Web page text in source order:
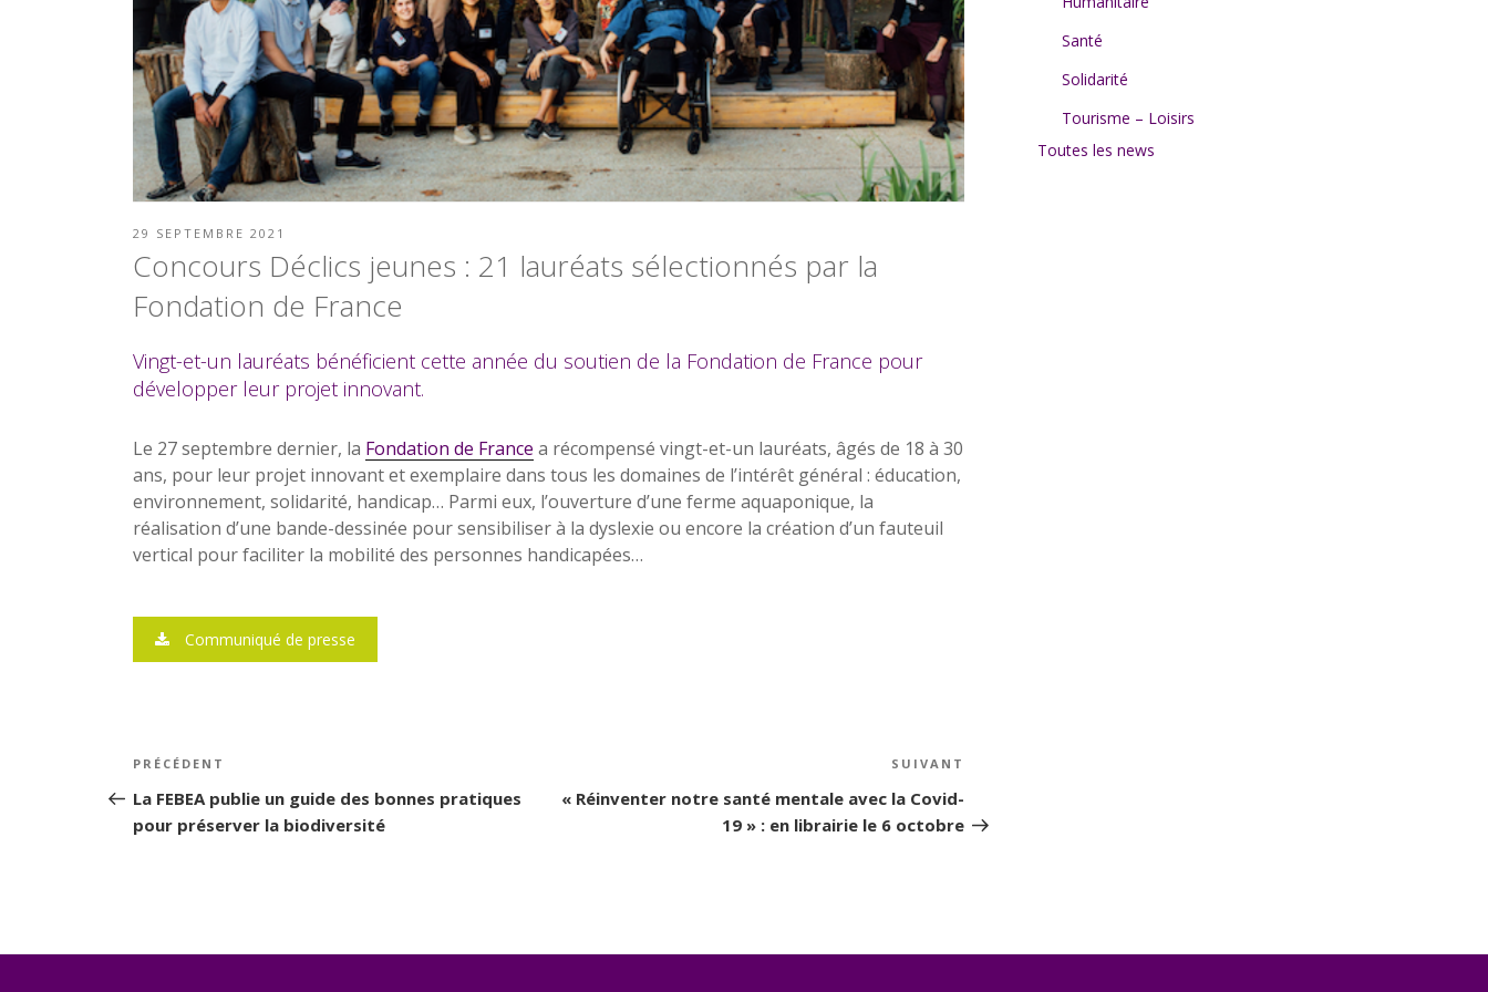
PUBLIÉ
29 SEPTEMBRE 2021
Concours Déclics jeunes : 21 lauréats sélectionnés par la
Fondation de France
Vingt-et-un lauréats bénéficient cette année du soutien de la Fondation de France pour
développer leur projet innovant.
Le 27 septembre dernier, la Fondation de France a récompensé vingt-et-un lauréats, âgés de 18 à 30
ans, pour leur projet innovant et exemplaire dans tous les domaines de l’intérêt général : éducation,
environnement, solidarité, handicap… Parmi eux, l’ouverture d’une ferme aquaponique, la
réalisation d’une bande-dessinée pour sensibiliser à la dyslexie ou encore la création d’un fauteuil
vertical pour faciliter la mobilité des personnes handicapées…
Communiqué de presse
Navigation
de
l’article
Article
précédent
PRÉCÉDENT
La FEBEA publie un guide des bonnes pratiques
pour préserver la biodiversité
SUIVANT
« Réinventer notre santé mentale avec la Covid-
19 » : en librairie le 6 octobre
Santé
Solidarité
Tourisme – Loisirs
Toutes les news